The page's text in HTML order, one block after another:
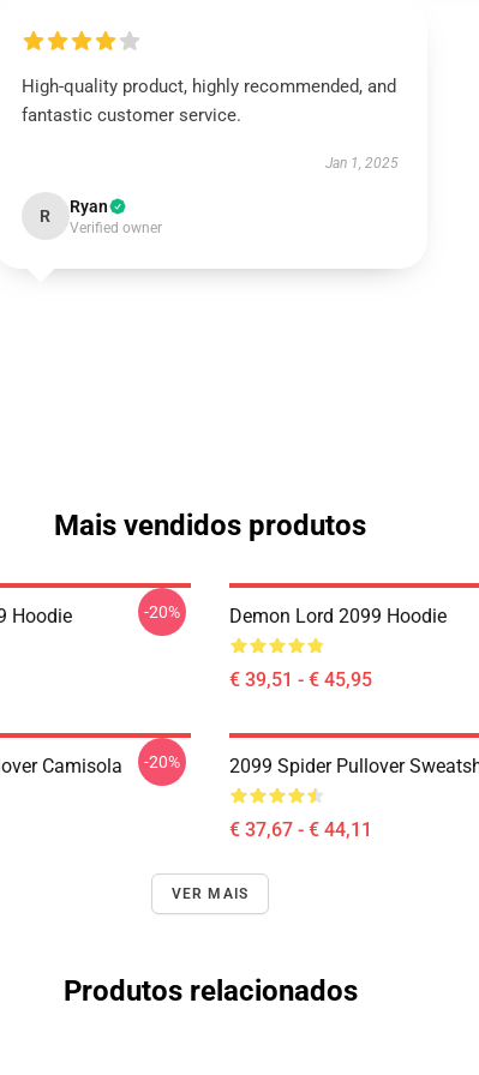
High-quality product, highly recommended, and
fantastic customer service.
Jan 1, 2025
R Ryan
Verified owner
Mais vendidos produtos
Hoodie -20% Demon Lord 2099 Hoodie
€ 39,51 - € 45,95
Camisola -20% 2099 Spider Pullover
€ 37,67 - € 44,11
VER MAIS
Produtos relacionados